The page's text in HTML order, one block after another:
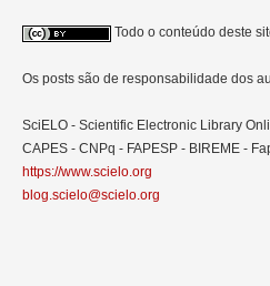
Todo o conteúdo deste
Os posts são de responsabilidade dos
SciELO - Scientific Electronic Library
CAPES - CNPq - FAPESP - BIREME -
https://www.scielo.org
blog.scielo@scielo.org